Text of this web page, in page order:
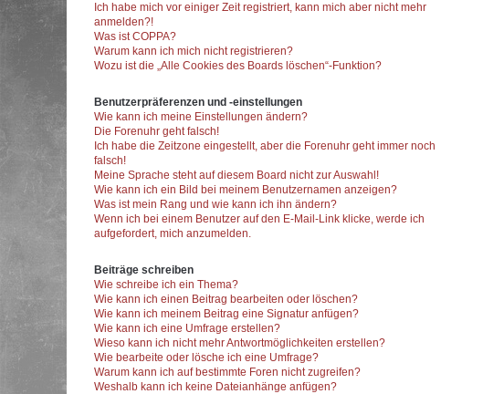
Ich habe mich vor einiger Zeit registriert, kann mich aber nicht mehr
anmelden?!
Was ist COPPA?
Warum kann ich mich nicht registrieren?
Wozu ist die „Alle Cookies des Boards löschen“-Funktion?
Benutzerpräferenzen und -einstellungen
Wie kann ich meine Einstellungen ändern?
Die Forenuhr geht falsch!
Ich habe die Zeitzone eingestellt, aber die Forenuhr geht immer noch
falsch!
Meine Sprache steht auf diesem Board nicht zur Auswahl!
Wie kann ich ein Bild bei meinem Benutzernamen anzeigen?
Was ist mein Rang und wie kann ich ihn ändern?
Wenn ich bei einem Benutzer auf den E-Mail-Link klicke, werde ich
aufgefordert, mich anzumelden.
Beiträge schreiben
Wie schreibe ich ein Thema?
Wie kann ich einen Beitrag bearbeiten oder löschen?
Wie kann ich meinem Beitrag eine Signatur anfügen?
Wie kann ich eine Umfrage erstellen?
Wieso kann ich nicht mehr Antwortmöglichkeiten erstellen?
Wie bearbeite oder lösche ich eine Umfrage?
Warum kann ich auf bestimmte Foren nicht zugreifen?
Weshalb kann ich keine Dateianhänge anfügen?